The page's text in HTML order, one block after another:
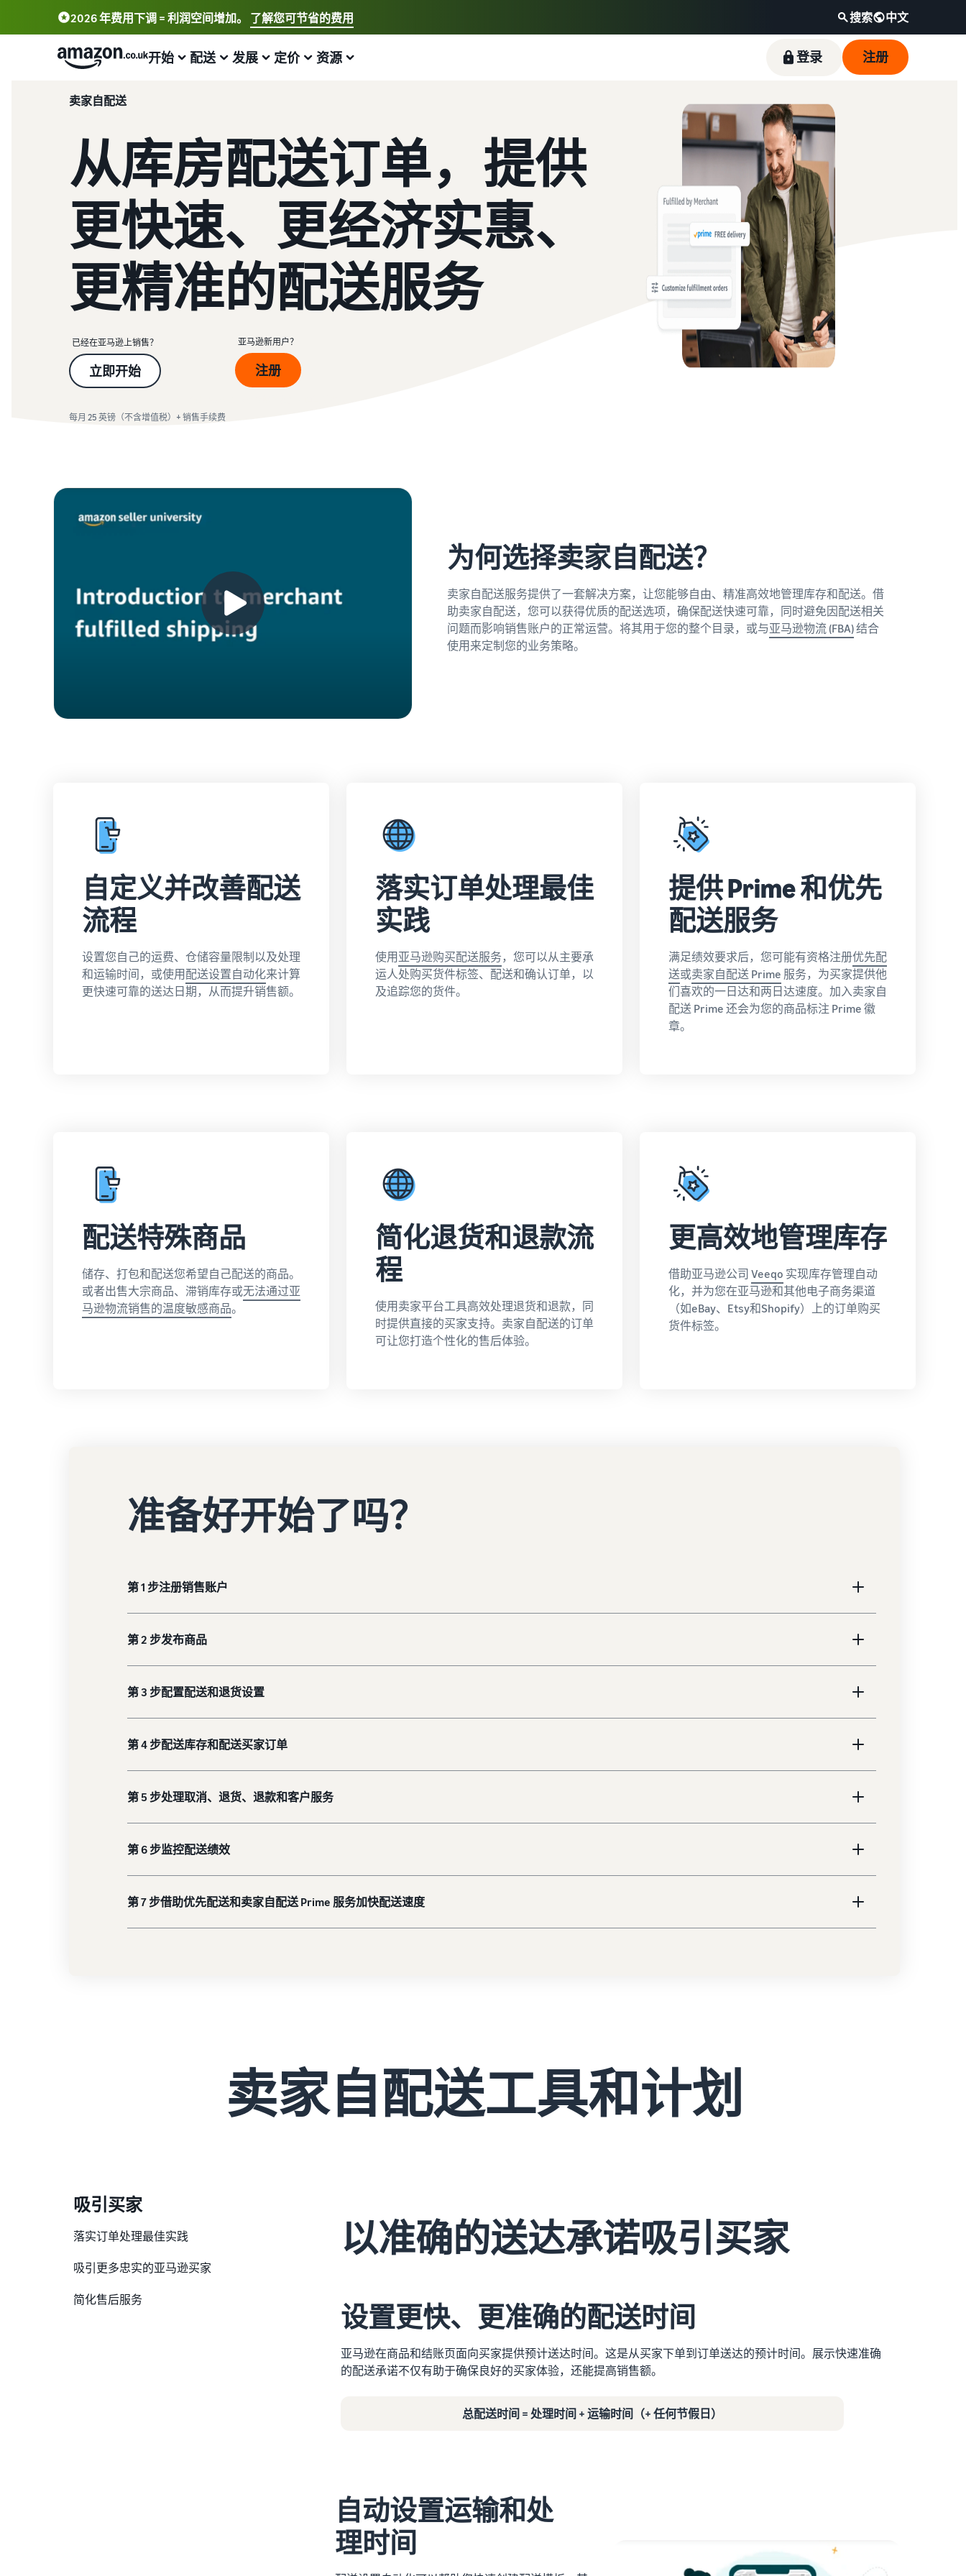
2026 年费用下调 = 利润空间增加。 了解您可节省的费用 搜索 中文
选择您的首选语言
开始
了解如何开展销售
选择销售计划
比较销售计划
注册成为卖家
了解如何创建卖家账户的步骤
发布您的商品
了解如何匹配或创建商品信息
为商品设置价格
配送您的订单
确定配送方式
新手指南
开始在亚马逊销售商品的步骤
新卖家奖励
获得超过 4.2 万英镑的奖励
新卖家指南
第一年销售额增长 9 倍
亚马逊物流
卖家成功故事
借助亚马逊的强大影响力和丰富多样的工具，优
质鱼类宠物食品品牌 Skipper's 从当地品牌成长
为一家蓬勃发展的企业。真实的故事，真实的成
长。您会是下一个幸运儿吗？
查看我们的常见问题
配送
配送概览
亚马逊物流
外包配送、退货和客户服务
从自有库房完成订单配送
实现更快、成本更低且更精准的配送
处理买家订单
了解适合您的货件配送的解决方案
发布新品
亚马逊物流收入计算器
使用亚马逊物流收入计算器轻松估算利润
配送欧洲各地的订单
节省 53% 的配送费用
跨渠道配送订单
使用亚马逊物流库存在其他渠道上销售商品
销售低成本商品，触达数百万买家
开始使用亚马逊物流低价费率！
在英国和欧盟各国间跨境销售
降低低价商品的配送成本
查看定价不超过 20 英镑的符合条件商品的亚马
逊物流低价商品费率。
发展
吸引更多买家
亚马逊推广
在亚马逊店铺内外投放广告
销售 B2B 商品
与企业买家建立联系
全球销售
向全球亚马逊买家销售
获取个性化推荐
销售手工制品
加入艺术家专属社区
销售定制商品
为买家提供个性化服务
查看全部计划
解锁全球销售机会
查看所有工具
触达全球亚马逊买家
开始在美洲、欧洲、亚太地区、中东和北非地区
销售商品。
查看我们的常见问题
定价
查看费用和成本
标准销售手续费
选择销售计划
销售佣金
查看销售佣金
亚马逊物流 (FBA) 费用
获取该项热门计划的费用明细
其他费用
估算商品
预览销售手续费、配送成本和收入
按配送方式比较估算值
比较亚马逊物流与其他配送方式
估算亚马逊物流库存
预览亚马逊物流商品的销售手续费和成本
收入计算器
计算商品的费用和成本，比较配送方式
查看我们的常见问题
资源
学习
卖家大学
了解如何通过亚马逊销售商品
案例研究
阅读卖家成功案例
合规中心
所有合规要求集于一处
增值税知识中心
查看所有资源
博客
获取电子商务提示和信息
什么是代发货？
了解如何将装卸和配送工作外包
什么是电子商务？
了解如何启动线上销售渠道
如何在线销售手机
通过热门畅销商品开启销售之旅
如何在线销售宠物食品
如何在线销售耳机
向全球买家销售耳机
如何在线销售营养补充剂
拓展营养补充剂在线销售业务
如何在线销售 T 恤
如何在线销售家用电器
了解如何选择、采购、上架和销售家用电器
查看我们的常见问题
登录 注册
卖家自配送
从库房配送订单，提供
更快速、更经济实惠、
更精准的配送服务
已经在亚马逊上销售？
立即开始
亚马逊新用户？
注册
每月 25 英镑（不含增值税）+ 销售手续费
为何选择卖家自配送？
卖家自配送服务提供了一套解决方案，让您能够自由、精准高效地管理库存和配送。借
助卖家自配送，您可以获得优质的配送选项，确保配送快速可靠，同时避免因配送相关
问题而影响销售账户的正常运营。将其用于您的整个目录，或与亚马逊物流 (FBA)结合
使用来定制您的业务策略。
自定义并改善配送
流程
设置您自己的运费、仓储容量限制以及处理
和运输时间，或使用配送设置自动化来计算
更快速可靠的送达日期，从而提升销售额。
落实订单处理最佳
实践
使用亚马逊购买配送服务 ，您可以从主要承
运人处购买货件标签、配送和确认订单，以
及追踪您的货件。
提供 Prime 和优先
配送服务
满足绩效要求后，您可能有资格注册优先配
送或卖家自配送 Prime 服务，为买家提供他
们喜欢的一日达和两日达速度。加入卖家自
配送 Prime 还会为您的商品标注 Prime 徽
章。
配送特殊商品
储存、打包和配送您希望自己配送的商品。
或者出售大宗商品、滞销库存或无法通过亚
马逊物流销售的温度敏感商品。
简化退货和退款流
程
使用卖家平台工具高效处理退货和退款，同
时提供直接的买家支持。卖家自配送的订单
可让您打造个性化的售后体验。
更高效地管理库存
借助亚马逊公司 Veeqo 实现库存管理自动
化，并为您在亚马逊和其他电子商务渠道
（如eBay、Etsy和Shopify）上的订单购买
货件标签。
准备好开始了吗？
第 1 步注册销售账户
第 2 步发布商品
第 3 步配置配送和退货设置
第 4 步配送库存和配送买家订单
第 5 步处理取消、退货、退款和客户服务
第 6 步监控配送绩效
第 7 步借助优先配送和卖家自配送 Prime 服务加快配送速度
卖家自配送工具和计划
吸引买家
落实订单处理最佳实践
吸引更多忠实的亚马逊买家
简化售后服务
以准确的送达承诺吸引买家
设置更快、更准确的配送时间
亚马逊在商品和结账页面向买家提供预计送达时间。这是从买家下单到订单送达的预计时间。展示快速准确
的配送承诺不仅有助于确保良好的买家体验，还能提高销售额。
总配送时间 = 处理时间 + 运输时间（+ 任何节假日）
自动设置运输和处
理时间